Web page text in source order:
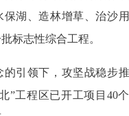
保湖、造林增草、治沙
标志性综合工程。
的引领下，攻坚战稳步
”工程区已开工项目40